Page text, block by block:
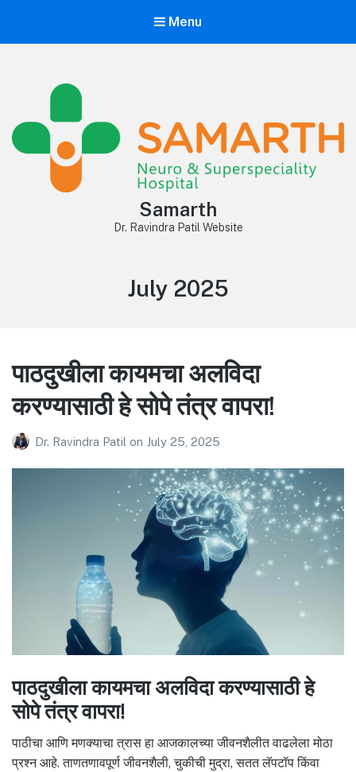
Menu
Samarth
Dr. Ravindra Patil Website
Month:
July 2025
पाठदुखीला कायमचा अलविदा
करण्यासाठी हे सोपे तंत्र वापरा!
Dr. Ravindra Patil on July 25, 2025
पाठदुखीला कायमचा अलविदा करण्यासाठी हे
सोपे तंत्र वापरा!
पाठीचा आणि मणक्याचा त्रास हा आजकालच्या जीवनशैलीत वाढलेला मोठा
प्रश्न आहे. ताणतणावपूर्ण जीवनशैली, चुकीची मुद्रा, सतत लॅपटॉप किंवा